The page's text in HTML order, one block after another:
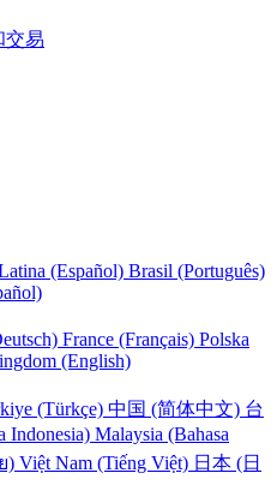
交易
(Español) Brasil (Português)
France (Français) Polska
(English)
(Türkçe) 中国 (简体中文) 台
Indonesia) Malaysia (Bahasa
) Việt Nam (Tiếng Việt) 日本 (日